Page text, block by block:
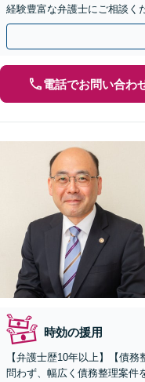
経験豊富な弁護士にご相談く
がら、より良いご提案をいた
電話でお問い合わ
時効の援用
【弁護士歴10年以上】【債
問わず、幅広く債務整理案件